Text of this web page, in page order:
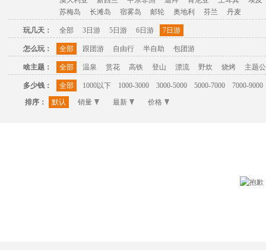
苏梅岛
长滩岛 宿雾岛 邮轮 奥地利 芬兰 丹麦
玩几天： 全部 3日游 5日游 6日游 7日游
怎么玩： 全部 跟团游 自由行 半自助 包团游
啥主题： 全部 温泉 赏花 高铁 登山 漂流 野炊 烧烤 主题
多少钱： 全部 1000以下 1000-3000 3000-5000 5000-7000
7000-9000
排序：
默认 销量 最新 价格